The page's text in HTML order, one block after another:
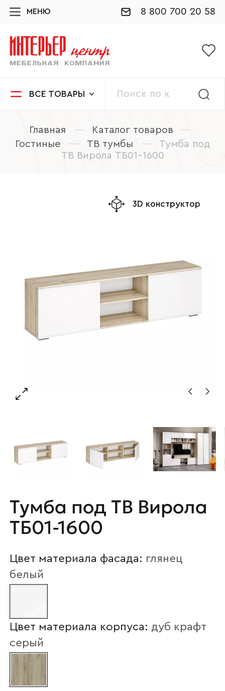
МЕНЮ 8 800 700 20 58
ВСЕ ТОВАРЫ
Главная — Каталог товаров
—
Гостиные
— ТВ тумбы —
Тумба под
ТВ Вирола ТБ01-1600
3D конструктор
Тумба под ТВ Вирола
ТБ01-1600
Цвет материала фасада: глянец
белый
Цвет материала корпуса: дуб крафт
серый